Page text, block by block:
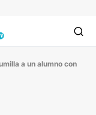
a un alumno con